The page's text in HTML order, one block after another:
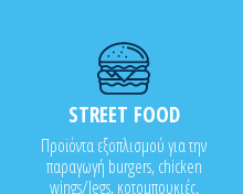
STREET FOOD
Προϊόντα εξοπλισμού για την
παραγωγή burgers, chicken
wings/legs, κοτομπουκιές,